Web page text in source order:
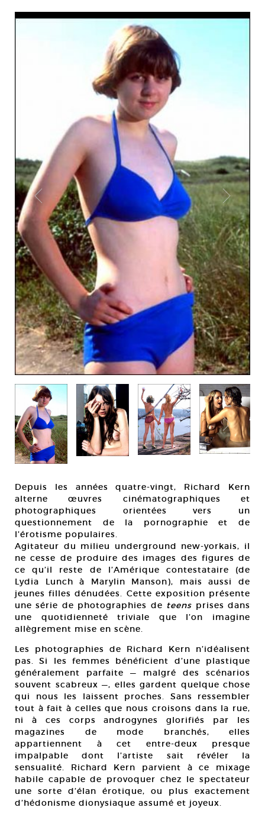
Depuis les années quatre-vingt, Richard Kern
alterne œuvres cinématographiques et
photographiques orientées vers un
questionnement de la pornographie et de
l’érotisme populaires.
Agitateur du milieu underground new-yorkais, il
ne cesse de produire des images des figures de
ce qu’il reste de l’Amérique contestataire (de
Lydia Lunch à Marylin Manson), mais aussi de
jeunes filles dénudées. Cette exposition présente
une série de photographies de teens prises dans
une quotidienneté triviale que l’on imagine
allègrement mise en scène.
Les photographies de Richard Kern n’idéalisent
pas. Si les femmes bénéficient d’une plastique
généralement parfaite — malgré des scénarios
souvent scabreux —, elles gardent quelque chose
qui nous les laissent proches. Sans ressembler
tout à fait à celles que nous croisons dans la rue,
ni à ces corps androgynes glorifiés par les
magazines de mode branchés, elles
appartiennent à cet entre-deux presque
impalpable dont l’artiste sait révéler la
sensualité. Richard Kern parvient à ce mixage
habile capable de provoquer chez le spectateur
une sorte d’élan érotique, ou plus exactement
d’hédonisme dionysiaque assumé et joyeux.